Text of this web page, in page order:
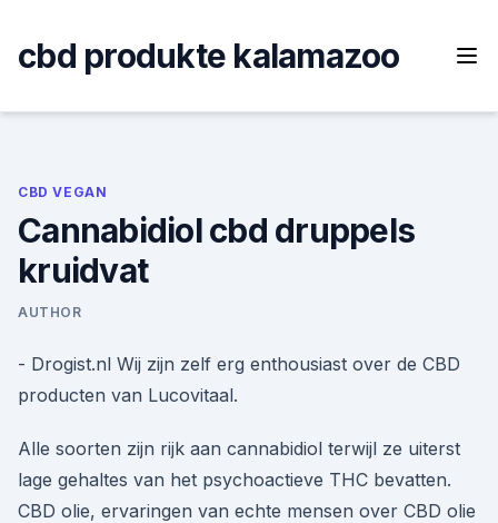
content
cbd produkte kalamazoo
CBD VEGAN
Cannabidiol cbd druppels
kruidvat
AUTHOR
- Drogist.nl Wij zijn zelf erg enthousiast over de CBD
producten van Lucovitaal.
Alle soorten zijn rijk aan cannabidiol terwijl ze uiterst
lage gehaltes van het psychoactieve THC bevatten.
CBD olie, ervaringen van echte mensen over CBD olie